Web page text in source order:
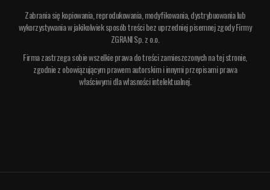
e
n
t
Zabrania się kopiowania, reprodukowania, modyfikowania, dystrybuowania lub
wykorzystywania w jakikolwiek sposób treści bez uprzedniej pisemnej zgody Firmy
ZGRANI Sp. z o.o.
Firma zastrzega sobie wszelkie prawa do treści zamieszczonych na tej stronie,
zgodnie z obowiązującym prawem autorskim i innymi przepisami prawa
właściwymi dla własności intelektualnej.